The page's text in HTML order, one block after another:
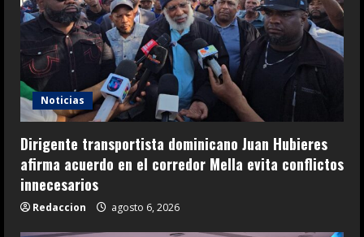
Noticias
Dirigente transportista dominicano Juan Hubieres
afirma acuerdo en el corredor Mella evita conflictos
innecesarios
Redaccion agosto 6, 2026